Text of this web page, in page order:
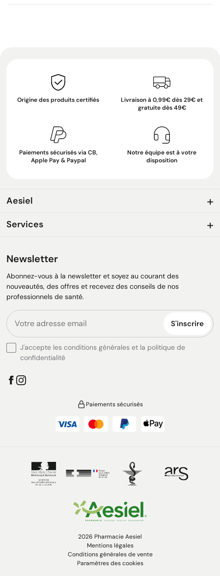
Origine des produits certifiés
Livraison à 0,99€ dès 29€ et
gratuite dès 49€
Paiements sécurisés via CB,
Apple Pay & Paypal
Notre équipe est à votre
disposition
Aesiel
Services
Newsletter
Abonnez-vous à la newsletter et soyez au courant des
nouveautés, des offres et recevez des conseils de nos
professionnels de santé.
S'inscrire
J'accepte les conditions générales et la politique de
confidentialité
Paiements sécurisés
2026 Pharmacie Aesiel
Mentions légales
Conditions générales de vente
Paramètres des cookies